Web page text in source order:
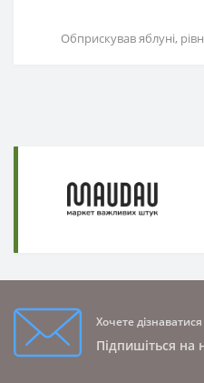
Обприскував яблуні,
Хочете
Підпишіться на